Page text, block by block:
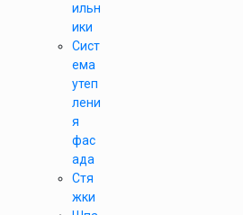
ильн
ики
Сист
ема
утеп
лени
я
фас
ада
Стя
жки